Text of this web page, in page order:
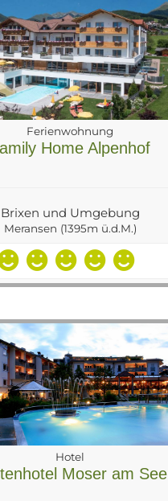
Ferienwohnung
Home Alpenhof
Brixen und Umgebung
Meransen (1395m ü.d.M.)
Hotel
Moser am See